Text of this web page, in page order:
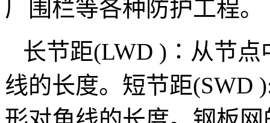
厂围栏等各种防护工程。
长节距(LWD )∶从节点
线的长度。短节距(SWD